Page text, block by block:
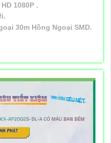
1080P .
30m Hồng Ngoại SMD.